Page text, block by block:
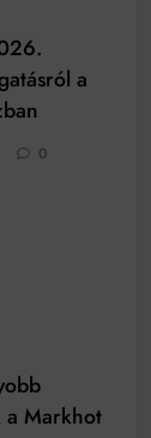
a
0
a Markhot